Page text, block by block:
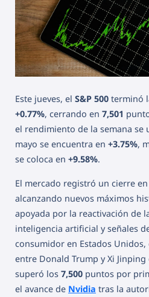
Este jueves, el S&P 500 terminó
+0.77%, cerrando en 7,501
el rendimiento de la semana se
mayo se encuentra en +3.75%,
se coloca en +9.58%.
El mercado registró un cierre
alcanzando nuevos máximos
apoyada por la reactivación de
inteligencia artificial y señales
consumidor en Estados
entre Donald Trump y Xi Jinping
superó los 7,500 puntos por
el avance de Nvidia tras la